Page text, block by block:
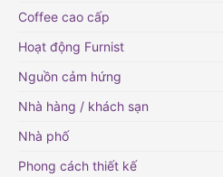
Coffee cao cấp
Hoạt động Furnist
Nguồn cảm hứng
Nhà hàng / khách sạn
Nhà phố
Phong cách thiết kế